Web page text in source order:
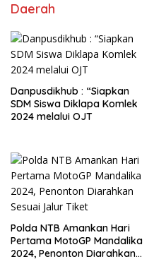
Daerah
Danpusdikhub : “Siapkan
SDM Siswa Diklapa Komlek
2024 melalui OJT
Polda NTB Amankan Hari
Pertama MotoGP Mandalika
2024, Penonton Diarahkan